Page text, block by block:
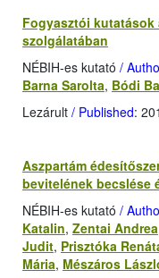
Fogyasztói
szolgálatában
NÉBIH-es kutató /
Barna Sarolta, Bódi
Lezárult / Published:
Aszpartám
bevitelének becslése
NÉBIH-es kutató /
Katalin, Zentai Andrea
Judit, Prisztóka
Mária, Mészáros